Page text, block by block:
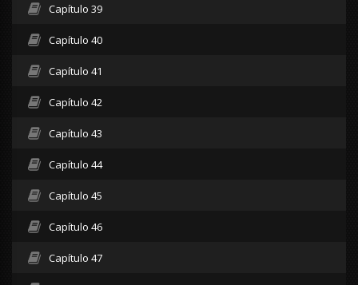
Capítulo 39
Capítulo 40
Capítulo 41
Capítulo 42
Capítulo 43
Capítulo 44
Capítulo 45
Capítulo 46
Capítulo 47